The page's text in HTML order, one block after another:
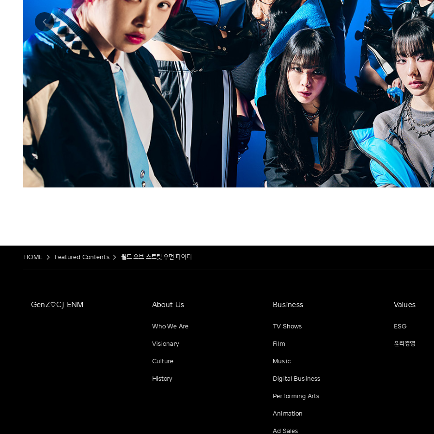
HOME Featured Contents 월드 오브 스트릿 우먼 파이터
GenZ♡CJ ENM About Us
Who We Are
Visionary
Culture
History
Business
TV Shows
Film
Music
Digital Business
Performing Arts
Animation
Ad Sales
Values
ESG
윤리경영